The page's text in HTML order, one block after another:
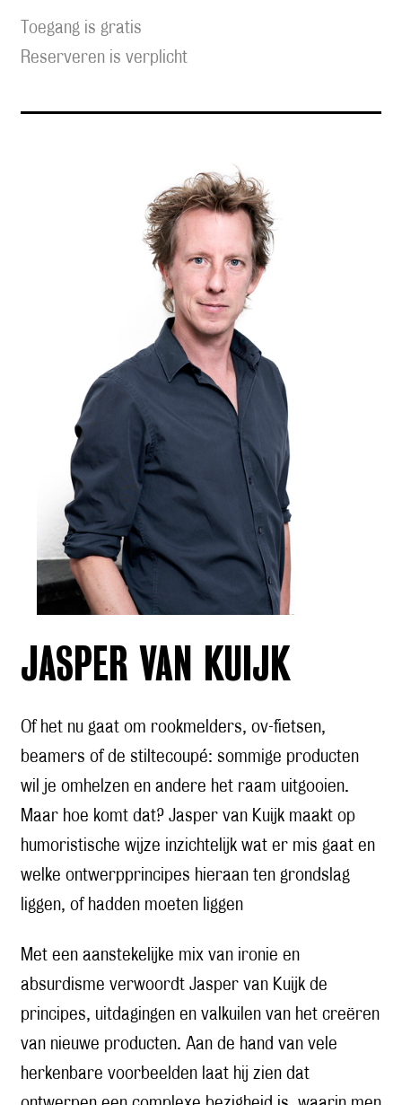
Toegang is gratis
Reserveren is verplicht
JASPER VAN KUIJK
Of het nu gaat om rookmelders, ov-fietsen,
beamers of de stiltecoupé: sommige producten
wil je omhelzen en andere het raam uitgooien.
Maar hoe komt dat? Jasper van Kuijk maakt op
humoristische wijze inzichtelijk wat er mis gaat en
welke ontwerpprincipes hieraan ten grondslag
liggen, of hadden moeten liggen
Met een aanstekelijke mix van ironie en
absurdisme verwoordt Jasper van Kuijk de
principes, uitdagingen en valkuilen van het creëren
van nieuwe producten. Aan de hand van vele
herkenbare voorbeelden laat hij zien dat